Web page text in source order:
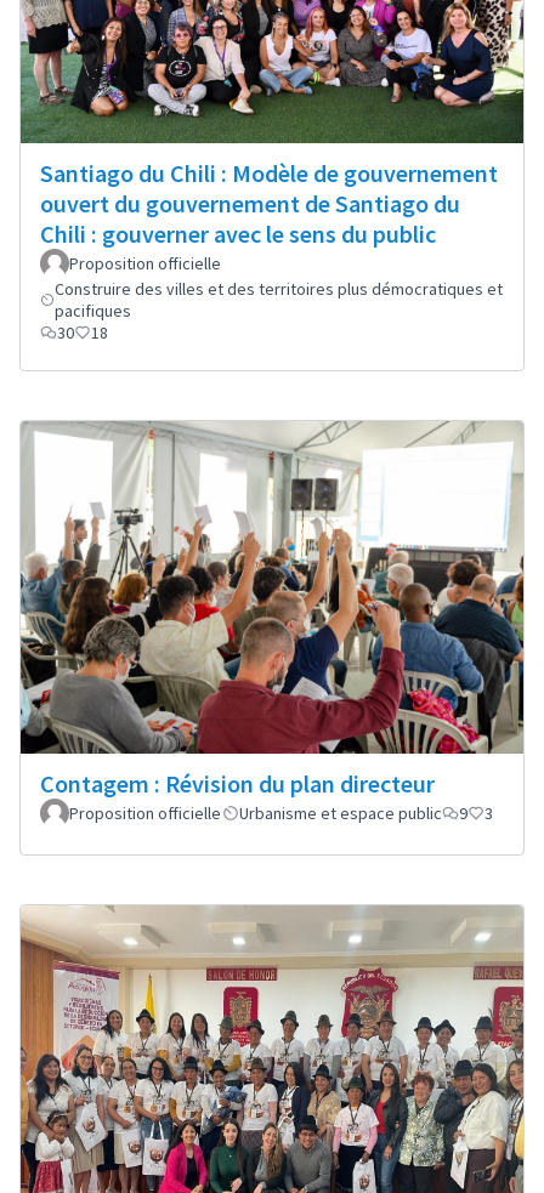
Santiago du Chili : Modèle de gouvernement
ouvert du gouvernement de Santiago du
Chili : gouverner avec le sens du public
Proposition officielle
Construire des villes et des territoires plus démocratiques et
pacifiques
30
18
Contagem : Révision du plan directeur
Proposition officielle Urbanisme et espace public 9 3